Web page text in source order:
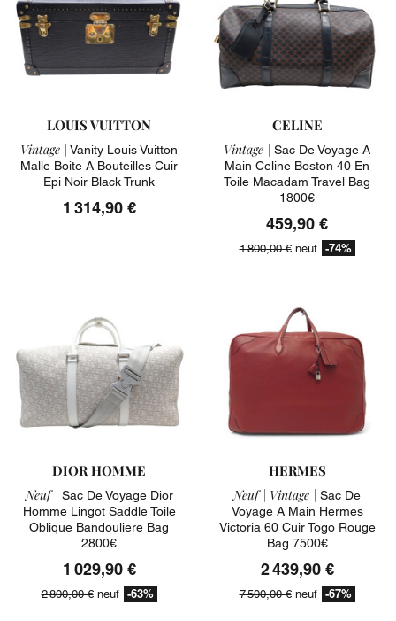
LOUIS VUITTON
Vintage | Vanity Louis Vuitton
Malle Boite A Bouteilles Cuir
Epi Noir Black Trunk
1 314,90 €
CELINE
Vintage | Sac De Voyage A
Main Celine Boston 40 En
Toile Macadam Travel Bag
1800€
459,90 €
1 800,00 €neuf -74%
DIOR HOMME
Neuf | Sac De Voyage Dior
Homme Lingot Saddle Toile
Oblique Bandouliere Bag
2800€
1 029,90 €
2 800,00 €neuf -63%
HERMES
Neuf | Vintage | Sac De
Voyage A Main Hermes
Victoria 60 Cuir Togo Rouge
Bag 7500€
2 439,90 €
7 500,00 €neuf -67%